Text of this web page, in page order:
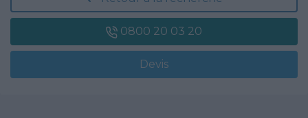
0800 20 03 20
Devis